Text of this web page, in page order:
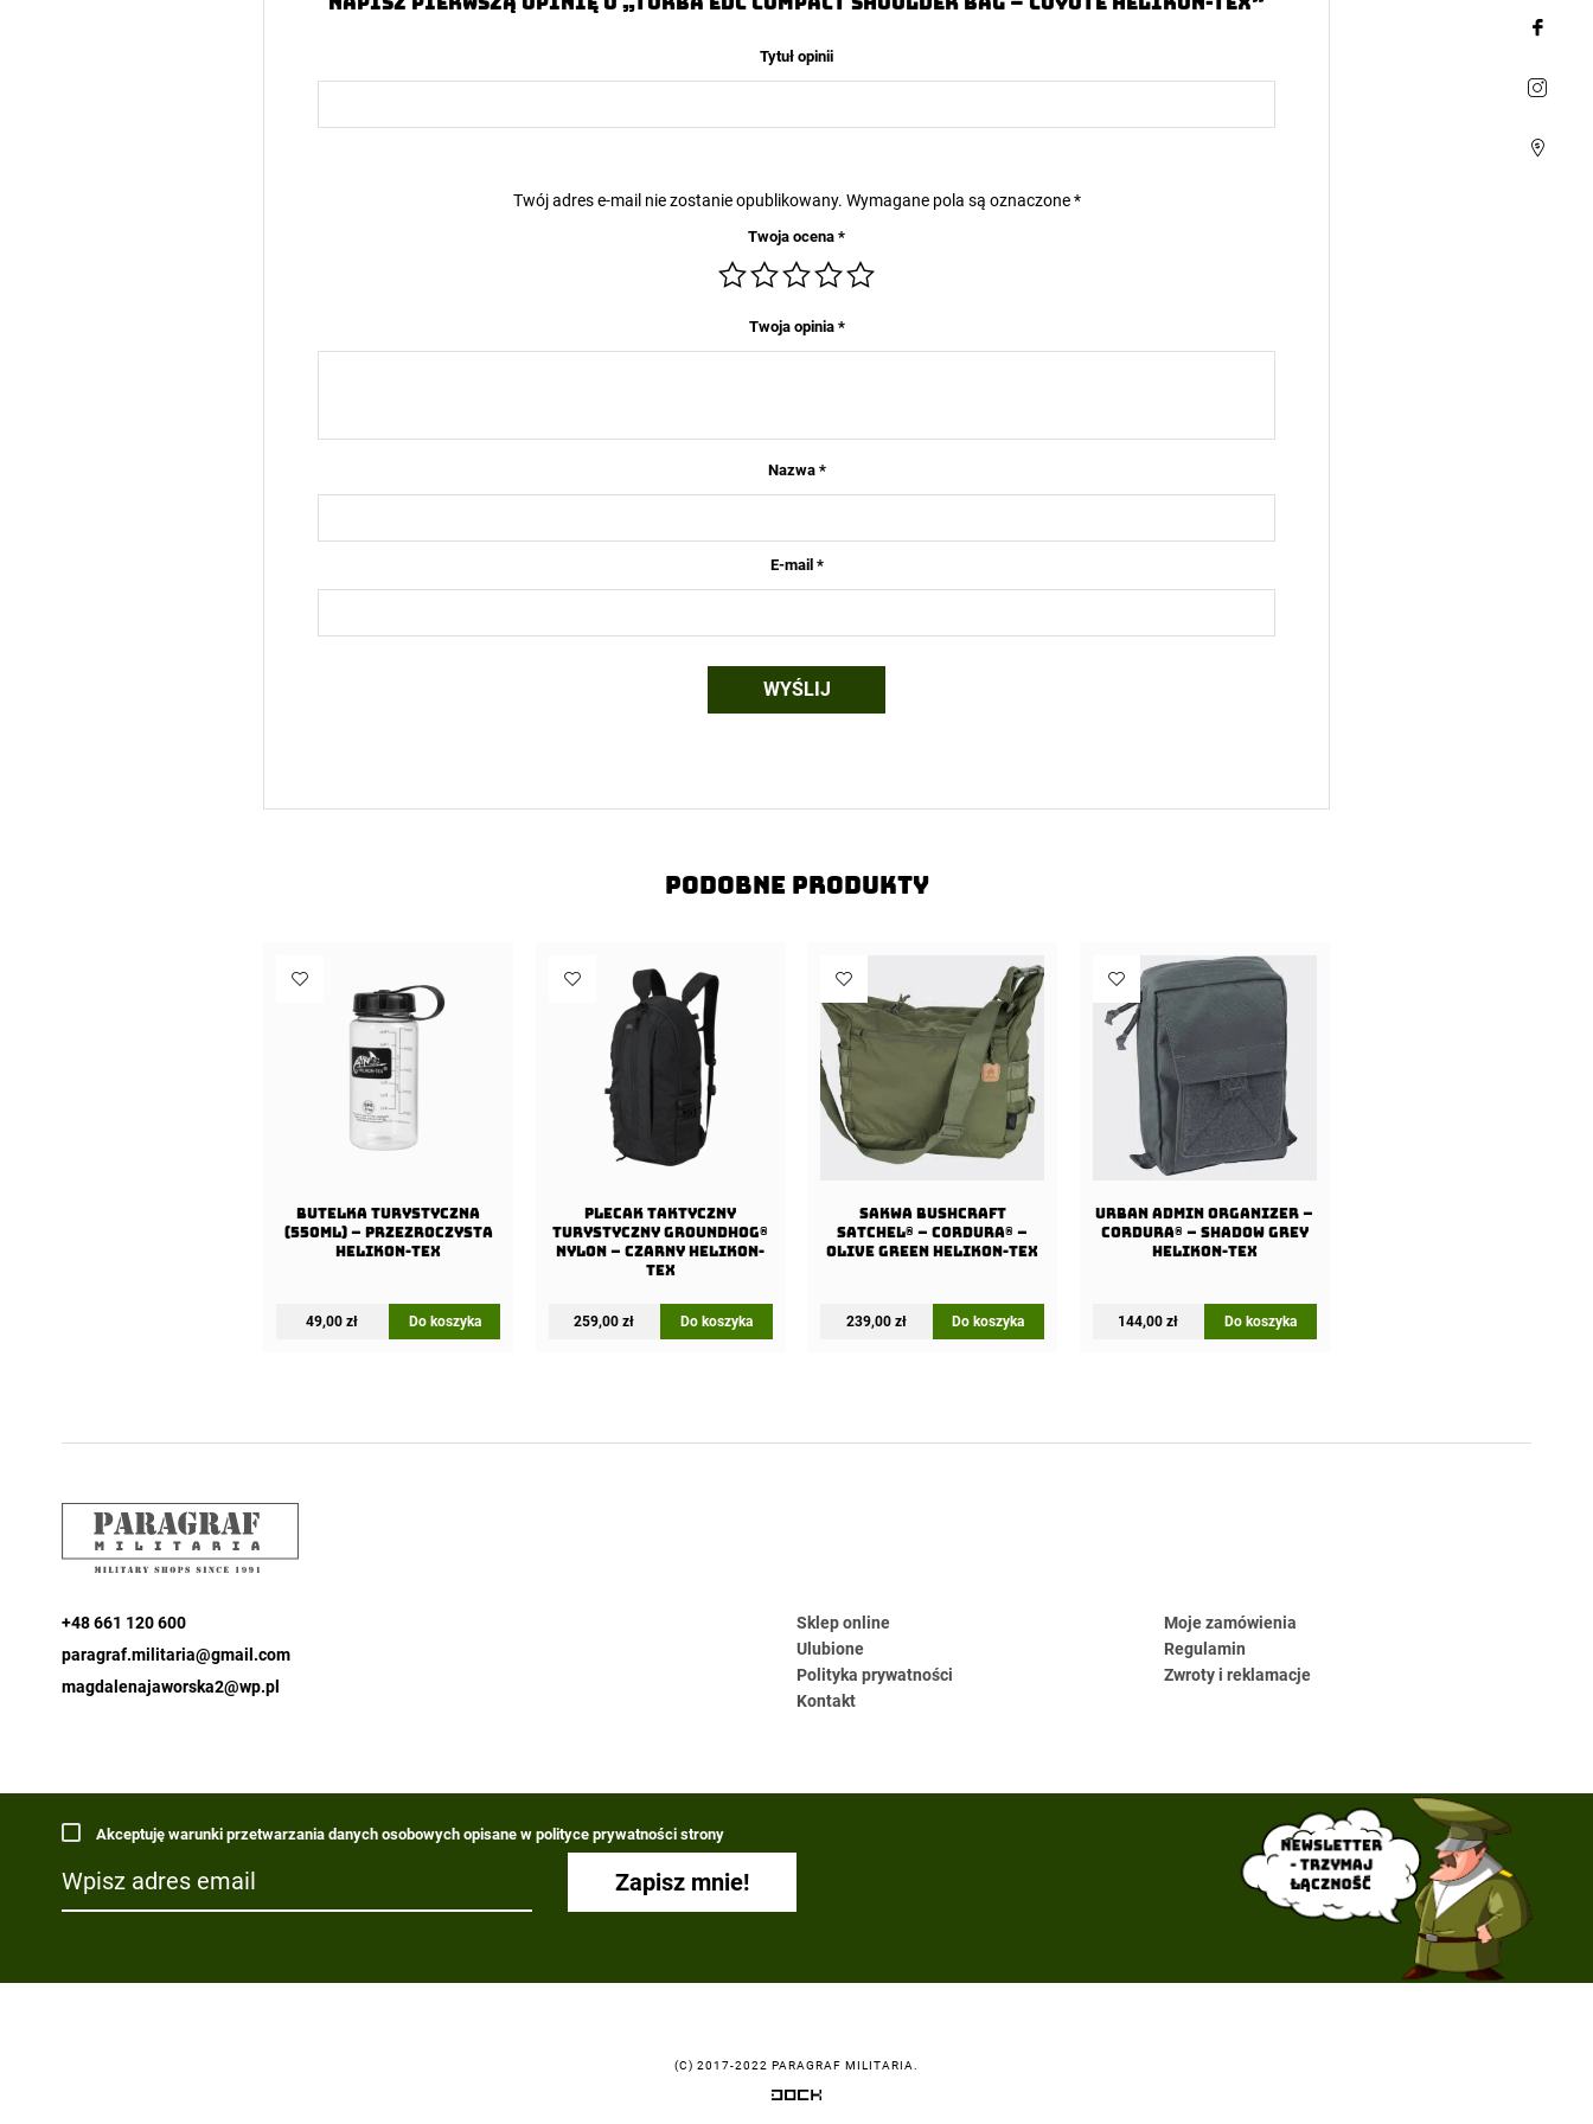
Tytuł opinii
Twój adres e-mail nie zostanie opublikowany. Wymagane pola są oznaczone*
Twoja ocena *
Twoja opinia *
Nazwa *
E-mail *
Podobne produkty
Butelka Turystyczna
(550ml) – Przezroczysta
Helikon-Tex
49,00zł Do koszyka
Plecak taktyczny
turystyczny Groundhog®
Nylon – Czarny Helikon-
Tex
259,00zł Do koszyka
Sakwa BUSHCRAFT
SATCHEL® – Cordura® –
Olive Green Helikon-tex
239,00 zł Do koszyka
URBAN ADMIN Organizer –
Cordura® – Shadow Grey
Helikon-Tex
144,00zł Do koszyka
+48 661 120 600
paragraf.militaria@gmail.com
magdalenajaworska2@wp.pl
Sklep online
Moje zamówienia
Ulubione
Regulamin
Polityka prywatności
Zwroty i reklamacje
Kontakt
Akceptuję warunki przetwarzania danych osobowych opisane w polityce prywatności strony
Newsletter
- trzymaj
łączność
(C) 2017-2022 PARAGRAF MILITARIA.